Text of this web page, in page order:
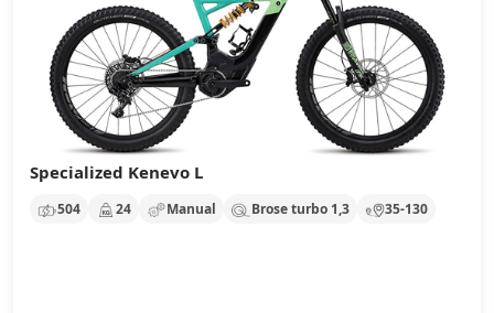
Specialized Kenevo L
504 24 Manual Brose turbo 1,3 35-130